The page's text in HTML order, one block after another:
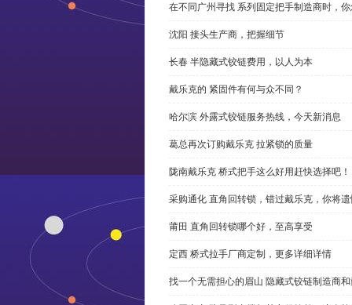
在不同广州寻找 系列固定把手制造商时，
沈阳 接头生产商，把握细节
长春 半隐藏式铰链费用，以人为本
戴乐克的 紧固件有何与众不同？
哈尔滨 外露式铰链服务热线，今天新消息
葛总再次订购戴乐克 拉紧锁的质量
陇南戴乐克 桥式把手这么好用赶快选择吧！
采购通化 直角回转锁，错过戴乐克，你将
莆田 直角回转锁哪个好，至高享受
定西 桥式拉手厂商定制，更多详细详情
找一个无需担心的眉山 隐藏式铰链制造商